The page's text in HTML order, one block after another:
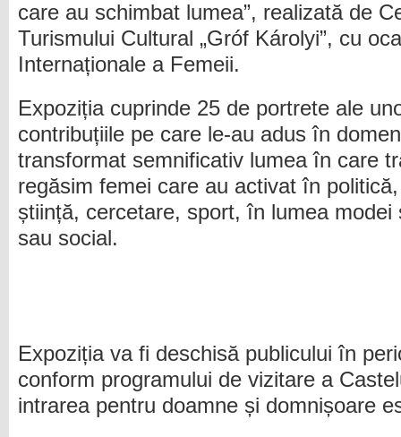
care au schimbat lumea”, realizată de
Turismului Cultural „Gróf Károlyi”, cu
Internaționale a Femeii.
Expoziția cuprinde 25 de portrete ale
contribuțiile pe care le-au adus în
transformat semnificativ lumea în care
regăsim femei care au activat în
știință, cercetare, sport, în lumea
sau social.
Expoziția va fi deschisă publicului în
conform programului de vizitare a
intrarea pentru doamne și domnișoare